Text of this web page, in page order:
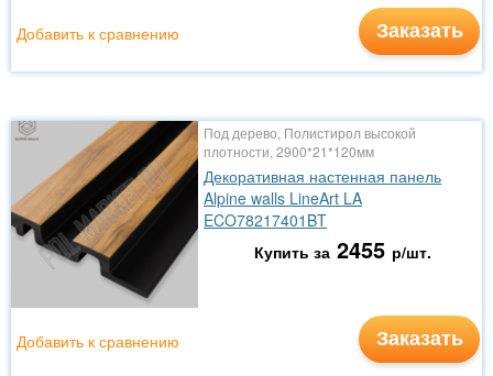
Заказать
Добавить к сравнению
Под дерево, Полистирол высокой
плотности, 2900*21*120мм
Декоративная настенная панель
Alpine walls LineArt LA
ECO78217401BT
Купить за 2455 р/шт.
Заказать
Добавить к сравнению